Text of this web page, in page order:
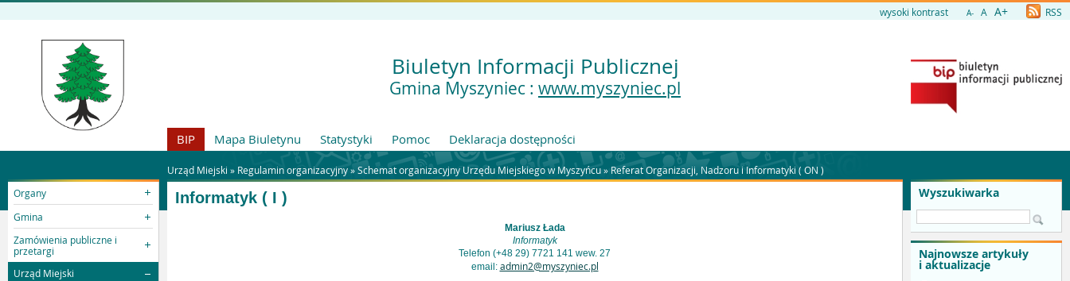
wysoki kontrast A- A A+ RSS
Biuletyn Informacji Publicznej
Gmina Myszyniec : www.myszyniec.pl
BIP Mapa Biuletynu Statystyki Pomoc Deklaracja dostępności
Urząd Miejski » Regulamin organizacyjny»Schemat organizacyjny Urzędu Miejskiego w Myszyńcu» Referat Organizacji, Nadzoru i Informatyki ( ON )
Organy
Gmina
Zamówienia publiczne i
przetargi
Urząd Miejski
Wyszukiwarka
Najnowsze artykuły
i aktualizacje
Informatyk ( I )
Mariusz Łada
Informatyk
Telefon (+48 29) 7721 141 wew. 27
email: admin2@myszyniec.pl